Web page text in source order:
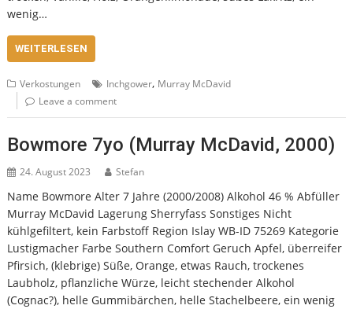
wenig…
WEITERLESEN
Verkostungen Inchgower, Murray McDavid
Leave a comment
Bowmore 7yo (Murray McDavid, 2000)
24. August 2023 Stefan
Name Bowmore Alter 7 Jahre (2000/2008) Alkohol 46 % Abfüller
Murray McDavid Lagerung Sherryfass Sonstiges Nicht
kühlgefiltert, kein Farbstoff Region Islay WB-ID 75269 Kategorie
Lustigmacher Farbe Southern Comfort Geruch Apfel, überreifer
Pfirsich, (klebrige) Süße, Orange, etwas Rauch, trockenes
Laubholz, pflanzliche Würze, leicht stechender Alkohol
(Cognac?), helle Gummibärchen, helle Stachelbeere, ein wenig